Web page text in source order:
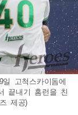
고척스카이돔에
끝내기 홈런을 친
제공)